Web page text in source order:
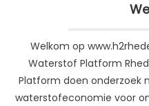
Welkom op
Waterstof Platform
Platform doen onderzoek
waterstofeconomie voor